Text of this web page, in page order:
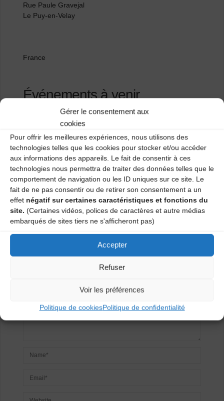
Gérer le consentement aux
cookies
Pour offrir les meilleures expériences, nous utilisons des
technologies telles que les cookies pour stocker et/ou accéder
aux informations des appareils. Le fait de consentir à ces
technologies nous permettra de traiter des données telles que le
comportement de navigation ou les ID uniques sur ce site. Le
fait de ne pas consentir ou de retirer son consentement a un
effet négatif sur certaines caractéristiques et fonctions du
site. (Certaines vidéos, polices de caractères et autre médias
embarqués de sites tiers ne s'afficheront pas)
Accepter
Refuser
Voir les préférences
Politique de cookiesPolitique de confidentialité
Rue Paule Gravejal
Le Puy-en-Velay
France
Événements à venir
La Maison du Fin Gras
Église Saint-Martin
Laisser un
commentaire